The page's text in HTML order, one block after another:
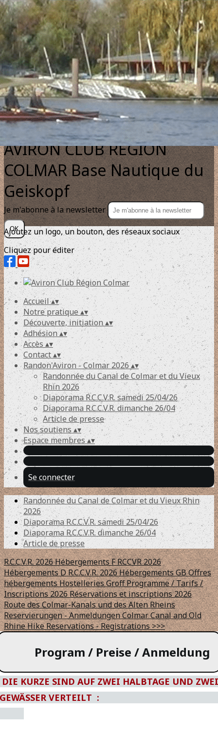
Exporter les lignes sélectionnées
Exporter toutes les colonnes
Exporter uniquement les colonnes affichées
Menu
?>
Images de la page d'accueil
Cliquez pour éditer
Texte, bouton et/ou inscription à la newsletter
Cliquez pour éditer
AVIRON CLUB REGION
COLMAR Base Nautique du
Geiskopf
Je m'abonne à la newsletter
OK
Ajoutez un logo, un bouton, des réseaux sociaux
Cliquez pour éditer
Accueil▴▾
Notre pratique ▴▾
Découverte, initiation▴▾
Adhésion▴▾
Accès ▴▾
Contact▴▾
Randon'Aviron - Colmar 2026▴▾
Randonnée du Canal de Colmar et du Vieux
Rhin 2026
Diaporama R.C.C.V.R. samedi 25/04/26
Diaporama R.C.C.V.R. dimanche 26/04
Article de presse
Nos soutiens ▴▾
Espace membres▴▾
Se connecter
Randonnée du Canal de Colmar et du Vieux Rhin
2026
Diaporama R.C.C.V.R. samedi 25/04/26
Diaporama R.C.C.V.R. dimanche 26/04
Article de presse
R.C.C.V.R. 2026 Hébergements FRCCVR 2026
Hébergements DR.C.C.V.R. 2026 Hébergements GBOffres
hébergements Hostelleries GroffProgramme / Tarifs /
Inscriptions 2026Réservations et inscriptions 2026
Route des Colmar-Kanals und des Alten Rheins
Reservierungen - AnmeldungenColmar Canal and Old
Rhine HikeReservations - Registrations >>>
Program / Preise / Anmeldung
KURZE SIND AUF ZWEI HALBTAGE UND ZWEI
VERTEILT :